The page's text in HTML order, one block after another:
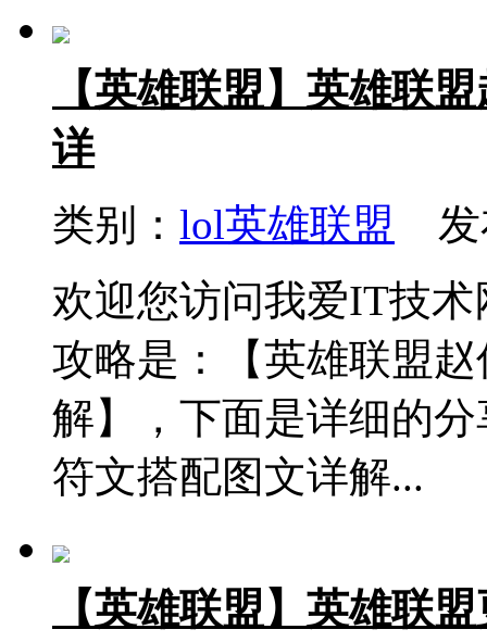
【英雄联盟】英雄联
详
类别： lol英雄联盟 发
欢迎您访问我爱IT技
攻略是：【英雄联盟
解】，下面是详细的
符文搭配图文详解...
【英雄联盟】英雄联